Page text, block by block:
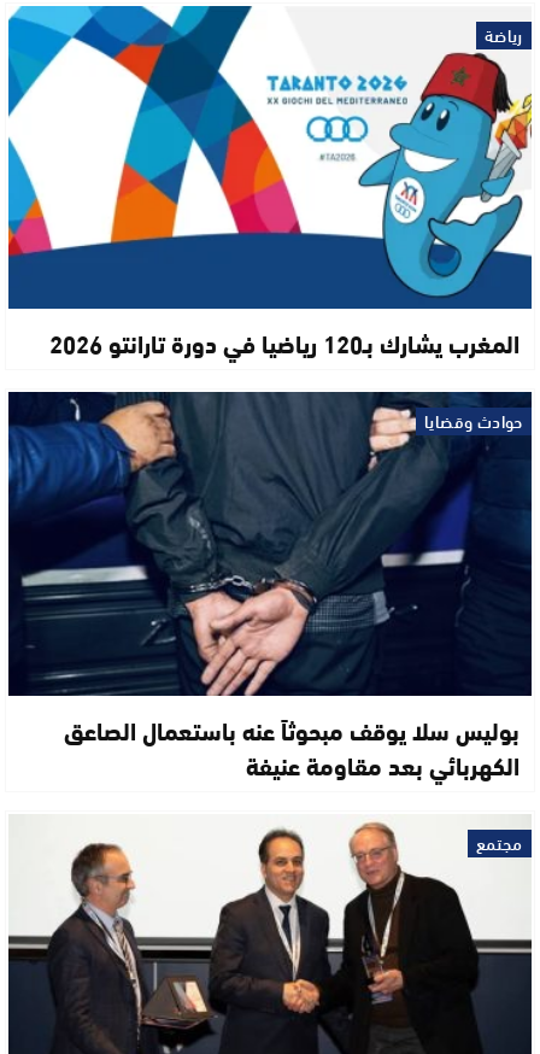
رياضة
المغرب يشارك بـ120 رياضيا في دورة تارانتو 2026
حوادث وقضايا
بوليس سلا يوقف مبحوثاً عنه باستعمال الصاعق
الكهربائي بعد مقاومة عنيفة
مجتمع